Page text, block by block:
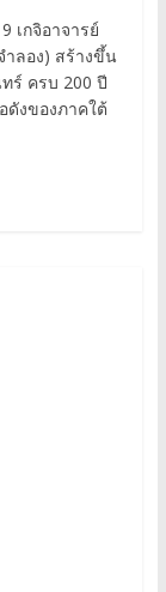
เกจิอาจารย์
ำลอง) สร้างขึ้น
ร์ ครบ 200 ปี
ดังของภาคใต้